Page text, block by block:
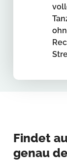
Findet
genau